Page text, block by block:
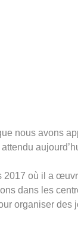
nous avons
2017 où il a
dans les
organiser des